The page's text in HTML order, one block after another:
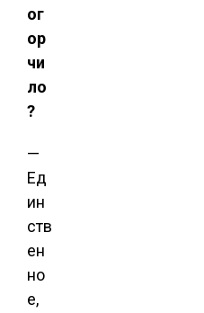
ог
ор
чи
ло
?
—
Ед
ин
ств
ен
но
е,